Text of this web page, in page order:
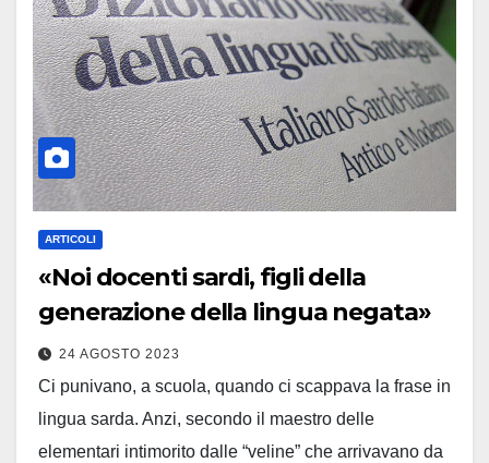
ARTICOLI
«Noi docenti sardi, figli della
generazione della lingua negata»
24 AGOSTO 2023
Ci punivano, a scuola, quando ci scappava la frase in
lingua sarda. Anzi, secondo il maestro delle
elementari intimorito dalle “veline” che arrivavano da